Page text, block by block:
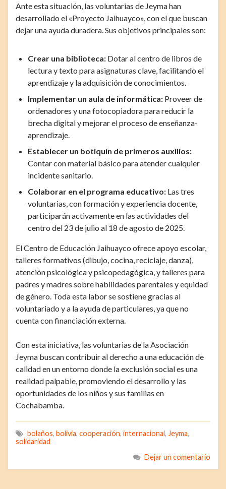
Ante esta situación, las voluntarias de Jeyma han
desarrollado el «Proyecto Jaihuayco», con el que buscan
dejar una ayuda duradera. Sus objetivos principales son:
Crear una biblioteca: Dotar al centro de libros de
lectura y texto para asignaturas clave, facilitando el
aprendizaje y la adquisición de conocimientos.
Implementar un aula de informática: Proveer de
ordenadores y una fotocopiadora para reducir la
brecha digital y mejorar el proceso de enseñanza-
aprendizaje.
Establecer un botiquín de primeros auxilios:
Contar con material básico para atender cualquier
incidente sanitario.
Colaborar en el programa educativo: Las tres
voluntarias, con formación y experiencia docente,
participarán activamente en las actividades del
centro del 23 de julio al 18 de agosto de 2025.
El Centro de Educación Jaihuayco ofrece apoyo escolar,
talleres formativos (dibujo, cocina, reciclaje, danza),
atención psicológica y psicopedagógica, y talleres para
padres y madres sobre habilidades parentales y equidad
de género. Toda esta labor se sostiene gracias al
voluntariado y a la ayuda de particulares, ya que no
cuenta con financiación externa.
Con esta iniciativa, las voluntarias de la Asociación
Jeyma buscan contribuir al derecho a una educación de
calidad en un entorno donde la exclusión social es una
realidad palpable, promoviendo el desarrollo y las
oportunidades de los niños y sus familias en
Cochabamba.
bolaños, bolivia, cooperación, internacional, Jeyma,
solidaridad
Dejar un comentario